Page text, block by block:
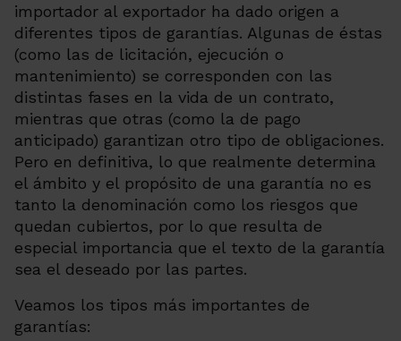
importador al exportador ha dado origen a
diferentes tipos de garantías. Algunas de éstas
(como las de licitación, ejecución o
mantenimiento) se corresponden con las
distintas fases en la vida de un contrato,
mientras que otras (como la de pago
anticipado) garantizan otro tipo de obligaciones.
Pero en definitiva, lo que realmente determina
el ámbito y el propósito de una garantía no es
tanto la denominación como los riesgos que
quedan cubiertos, por lo que resulta de
especial importancia que el texto de la garantía
sea el deseado por las partes.
Veamos los tipos más importantes de
garantías: